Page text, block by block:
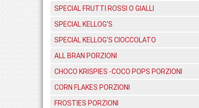
SPECIAL FRUTTI ROSSI O GIALLI
SPECIAL KELLOG'S
SPECIAL KELLOG'S CIOCCOLATO
ALL BRAN PORZIONI
CHOCO KRISPIES -COCO POPS PORZIONI
CORN FLAKES PORZIONI
FROSTIES PORZIONI